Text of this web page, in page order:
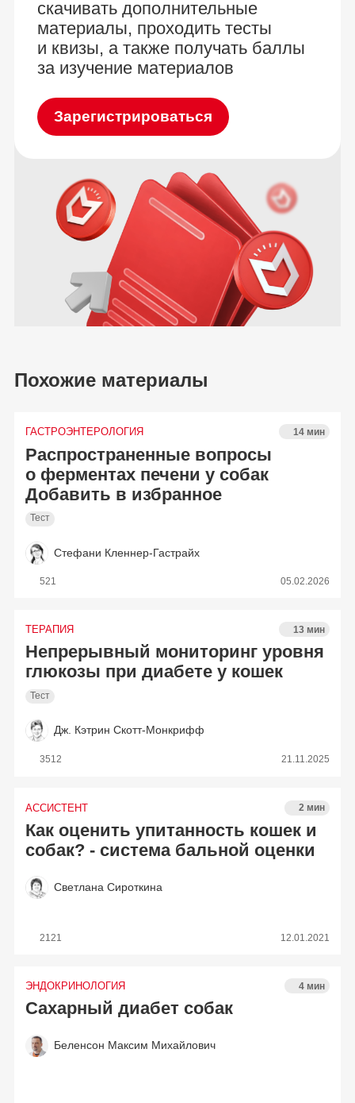
скачивать дополнительные
материалы, проходить тесты
и квизы, а также получать баллы
за изучение материалов
Зарегистрироваться
Похожие материалы
ГАСТРОЭНТЕРОЛОГИЯ 14 мин
Распространенные вопросы
о ферментах печени у собак
Добавить в избранное
Тест
Стефани Кленнер-Гастрайх
521 05.02.2026
ТЕРАПИЯ 13 мин
Непрерывный мониторинг уровня
глюкозы при диабете у кошек
Тест
Дж. Кэтрин Скотт-Монкрифф
3512 21.11.2025
АССИСТЕНТ 2 мин
Как оценить упитанность кошек и
собак? - система бальной оценки
Светлана Сироткина
2121 12.01.2021
ЭНДОКРИНОЛОГИЯ 4 мин
Сахарный диабет собак
Беленсон Максим Михайлович